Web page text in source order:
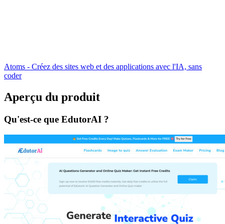
Atoms - Créez des sites web et des applications avec l'IA, sans
coder
Aperçu du produit
Qu'est-ce que EdutorAI ?